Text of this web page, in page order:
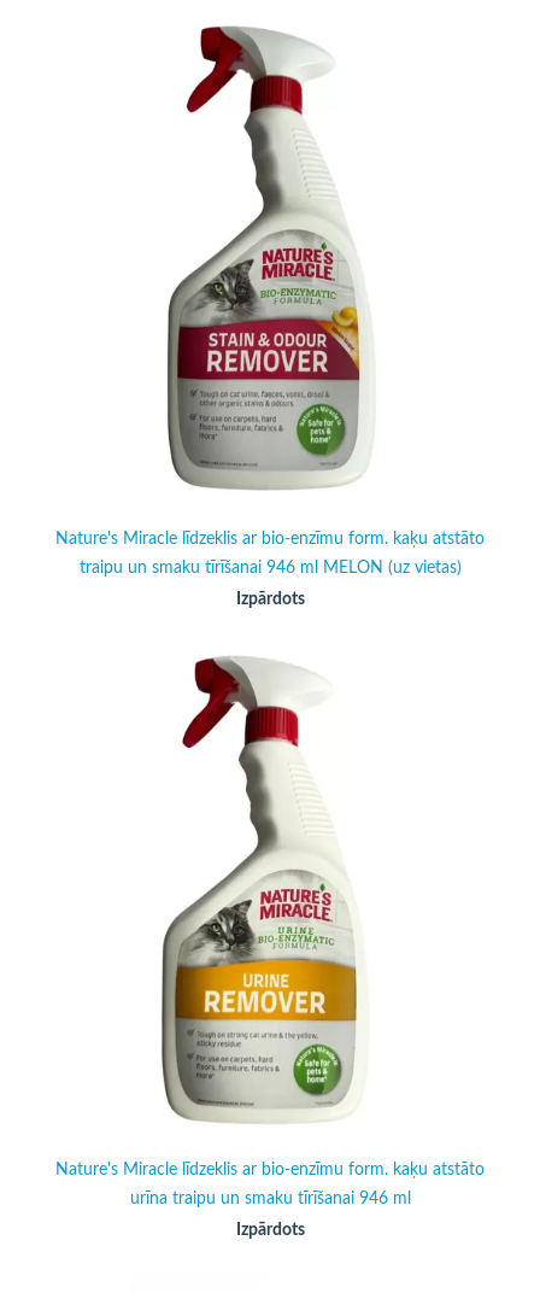
Nature's Miracle līdzeklis ar bio-enzīmu form. kaķu atstāto
traipu un smaku tīrīšanai 946 ml MELON (uz vietas)
Izpārdots
Nature's Miracle līdzeklis ar bio-enzīmu form. kaķu atstāto
urīna traipu un smaku tīrīšanai 946 ml
Izpārdots